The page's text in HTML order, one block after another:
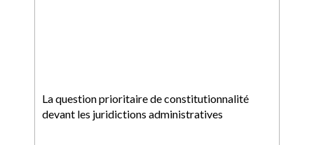
La question prioritaire de constitutionnalité
devant les juridictions administratives